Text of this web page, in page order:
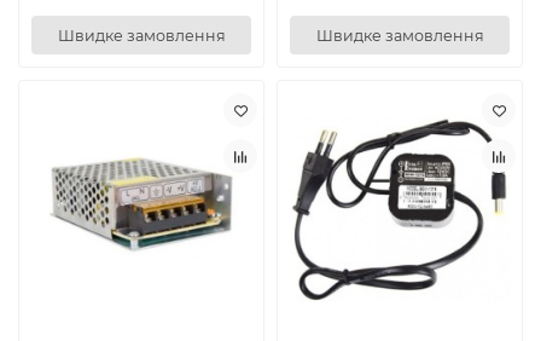
Швидке замовлення Швидке замовлення